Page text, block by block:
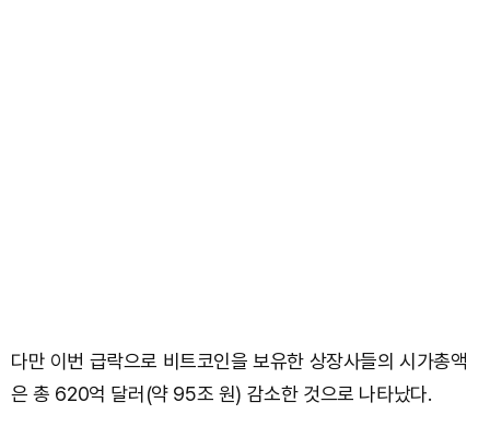
다만 이번 급락으로 비트코인을 보유한 상장사들의 시가총액
은 총 620억 달러(약 95조 원) 감소한 것으로 나타났다.